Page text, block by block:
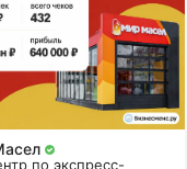
по экспресс-